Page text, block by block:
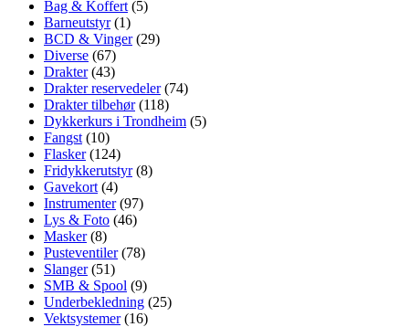
Bag & Koffert (5)
Barneutstyr (1)
BCD & Vinger (29)
Diverse (67)
Drakter (43)
Drakter reservedeler (74)
Drakter tilbehør (118)
Dykkerkurs i Trondheim (5)
Fangst (10)
Flasker (124)
Fridykkerutstyr (8)
Gavekort (4)
Instrumenter (97)
Lys & Foto (46)
Masker (8)
Pusteventiler (78)
Slanger (51)
SMB & Spool (9)
Underbekledning (25)
Vektsystemer (16)